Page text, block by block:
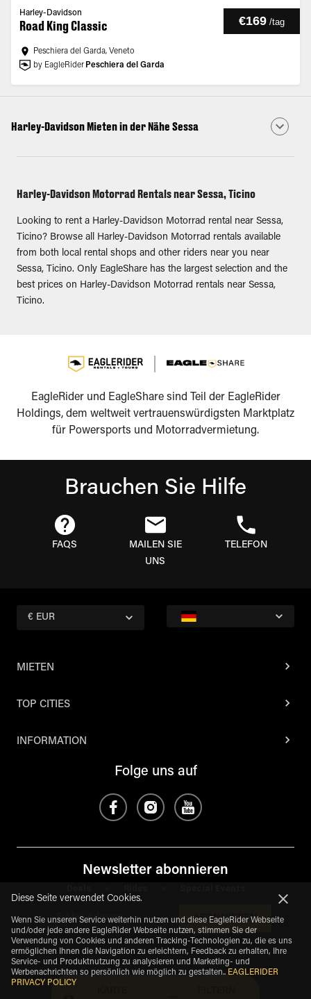
Harley-Davidson
Road King Classic €169 /tag
Peschiera del Garda, Veneto
by EagleRider Peschiera del Garda
Harley-Davidson Mieten in der Nähe Sessa
Harley-Davidson Motorrad Rentals near Sessa, Ticino
Looking to rent a Harley-Davidson Motorrad rental near Sessa,
Ticino? Browse all Harley-Davidson Motorrad rentals available
from both local rental shops and other riders near you near
Sessa, Ticino. Only EagleShare has the largest selection and the
best prices on Harley-Davidson Motorrad rentals near Sessa,
Ticino.
EagleRider und EagleShare sind Teil der EagleRider
Holdings, dem weltweit vertrauenswürdigsten Marktplatz
für Powersports und Motorradvermietung.
Brauchen Sie Hilfe
FAQS
MAILEN SIE
UNS
TELEFON
€ EUR
MIETEN
TOP CITIES
INFORMATION
Folge uns auf
Newsletter abonnieren
ABONNIEREN
Diese Seite verwendet Cookies.
Wenn Sie unseren Service weiterhin nutzen und diese EagleRider Webseite
und/oder jede andere EagleRider Webseite nutzen, stimmen Sie der
Verwendung von Cookies und anderen Tracking-Technologien zu, die es uns
ermöglichen Ihnen die Navigation zu erleichtern, Feedback zu erhalten, Ihre
Service- und Produktnutzung zu analysieren und Marketing- und
Werbenachrichten so persönlich wie möglich zu gestalten.. EAGLERIDER
PRIVACY POLICY